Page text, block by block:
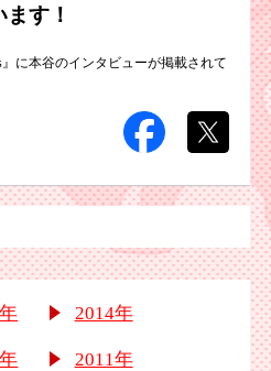
す！
に本谷のインタビューが掲載されて
2014年
2011年